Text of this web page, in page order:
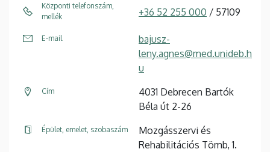
Központi telefonszám,
mellék
+36 52 255 000 / 57109
E-mail
bajusz-
leny.agnes@med.unideb.h
u
Cím
4031 Debrecen Bartók
Béla út 2-26
Épület, emelet, szobaszám
Mozgásszervi és
Rehabilitációs Tömb, 1.